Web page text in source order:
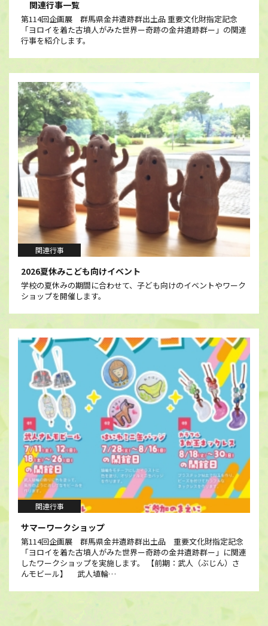
関連行事一覧
第114回企画展 群馬県金井遺跡群出土品 重要文化財指定記念
「ヨロイを着た古墳人がみた世界ー奇跡の金井遺跡群ー」の関連
行事を紹介します。
関連行事
2026夏休みこども向けイベント
学校の夏休みの期間に合わせて、子ども向けのイベントやワーク
ショップを開催します。
ワークショップ
関連行事
サマーワークショップ
第114回企画展 群馬県金井遺跡群出土品 重要文化財指定記念
「ヨロイを着た古墳人がみた世界ー奇跡の金井遺跡群ー」に関連
したワークショップを実施します。 【前期：武人（ぶじん）さ
んモビール】 武人埴輪…